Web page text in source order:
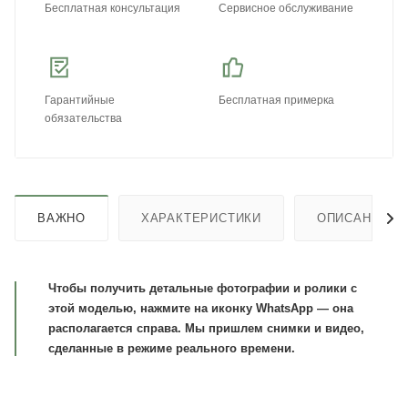
Бесплатная консультация Сервисное обслуживание
Гарантийные
обязательства
Бесплатная примерка
ВАЖНО ХАРАКТЕРИСТИКИ ОПИСАНИЕ
Чтобы получить детальные фотографии и ролики с
этой моделью, нажмите на иконку WhatsApp — она
располагается справа. Мы пришлем снимки и видео,
сделанные в режиме реального времени.